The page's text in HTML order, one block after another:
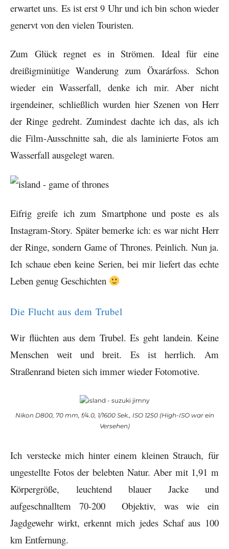
erwartet uns. Es ist erst 9 Uhr und ich bin schon wieder
genervt von den vielen Touristen.
Zum Glück regnet es in Strömen. Ideal für eine
dreißigminütige Wanderung zum Öxarárfoss. Schon
wieder ein Wasserfall, denke ich mir. Aber nicht
irgendeiner, schließlich wurden hier Szenen von Herr
der Ringe gedreht. Zumindest dachte ich das, als ich
die Film-Ausschnitte sah, die als laminierte Fotos am
Wasserfall ausgelegt waren.
Eifrig greife ich zum Smartphone und poste es als
Instagram-Story. Später bemerke ich: es war nicht Herr
der Ringe, sondern Game of Thrones. Peinlich. Nun ja.
Ich schaue eben keine Serien, bei mir liefert das echte
Leben genug Geschichten
Die Flucht aus dem Trubel
Wir flüchten aus dem Trubel. Es geht landein. Keine
Menschen weit und breit. Es ist herrlich. Am
Straßenrand bieten sich immer wieder Fotomotive.
Nikon D800, 70 mm, f/4.0, 1/1600 Sek., ISO 1250 (High-ISO war ein
Versehen)
Ich verstecke mich hinter einem kleinen Strauch, für
ungestellte Fotos der belebten Natur. Aber mit 1,91 m
Körpergröße, leuchtend blauer Jacke und
aufgeschnalltem 70-200 Objektiv, was wie ein
Jagdgewehr wirkt, erkennt mich jedes Schaf aus 100
km Entfernung.